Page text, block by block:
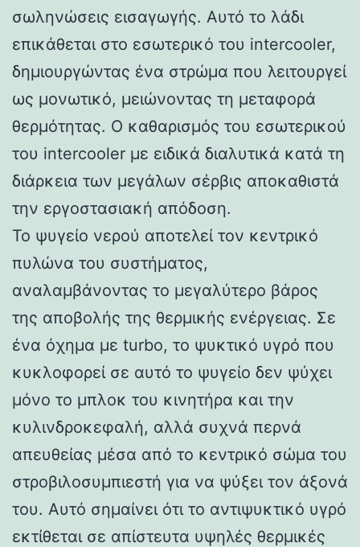
σωληνώσεις εισαγωγής. Αυτό το λάδι
επικάθεται στο εσωτερικό του intercooler,
δημιουργώντας ένα στρώμα που λειτουργεί
ως μονωτικό, μειώνοντας τη μεταφορά
θερμότητας. Ο καθαρισμός του εσωτερικού
του intercooler με ειδικά διαλυτικά κατά τη
διάρκεια των μεγάλων σέρβις αποκαθιστά
την εργοστασιακή απόδοση.
Το ψυγείο νερού αποτελεί τον κεντρικό
πυλώνα του συστήματος,
αναλαμβάνοντας το μεγαλύτερο βάρος
της αποβολής της θερμικής ενέργειας. Σε
ένα όχημα με turbo, το ψυκτικό υγρό που
κυκλοφορεί σε αυτό το ψυγείο δεν ψύχει
μόνο το μπλοκ του κινητήρα και την
κυλινδροκεφαλή, αλλά συχνά περνά
απευθείας μέσα από το κεντρικό σώμα του
στροβιλοσυμπιεστή για να ψύξει τον άξονά
του. Αυτό σημαίνει ότι το αντιψυκτικό υγρό
εκτίθεται σε απίστευτα υψηλές θερμικές